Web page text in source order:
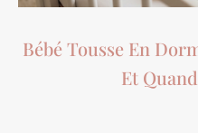
Bébé Tousse En
Et